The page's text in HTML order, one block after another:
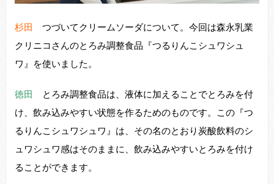
杉田 つづいてクリームソーダについて。今回は森永乳業
クリニコさんのとろみ調整⾷品『つるりんこシュワシュ
ワ』を使いました。
徳田 とろみ調整⾷品は、液体に加えることでとろみを付
け、飲み込みやすい状態を作るためのものです。この『つ
るりんこシュワシュワ』は、その名のとおり炭酸飲料のシ
ュワシュワ感はそのままに、飲み込みやすいとろみを付け
ることができます。